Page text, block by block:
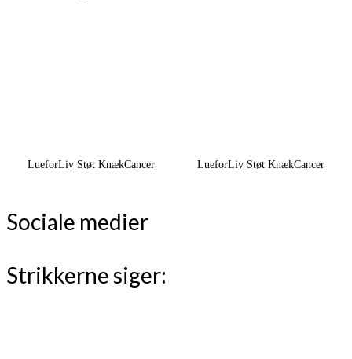
LueforLiv Støt KnækCancer LueforLiv Støt KnækCancer
Sociale medier
Strikkerne siger: